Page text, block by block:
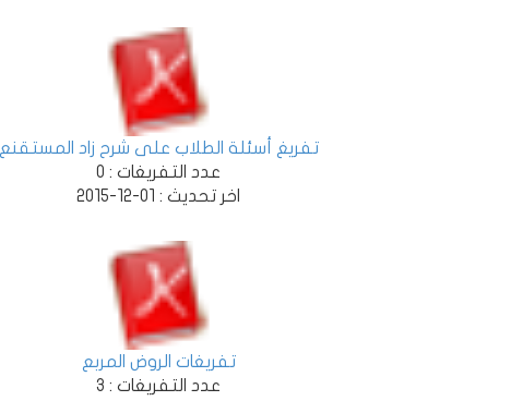
تفريغ أسئلة الطلاب على شرح زاد المستقنع
عدد التفريغات : 0
اخر تحديث : 01-12-2015
تفريغات الروض المربع
عدد التفريغات : 3